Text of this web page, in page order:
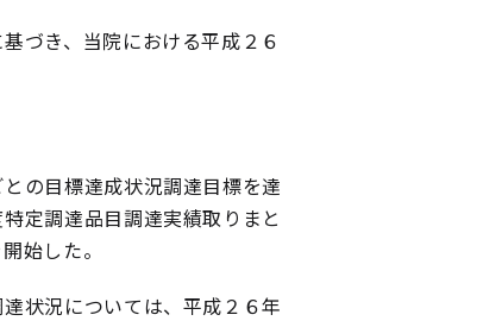
づき、当院における平成２６
の目標達成状況調達目標を達
定調達品目調達実績取りまと
始した。
状況については、平成２６年